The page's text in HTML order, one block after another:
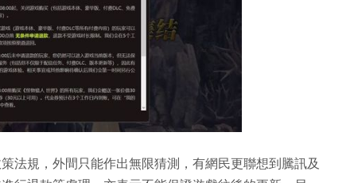
法規，外間只能作出無限猜測，有網民更聯想到騰訊及